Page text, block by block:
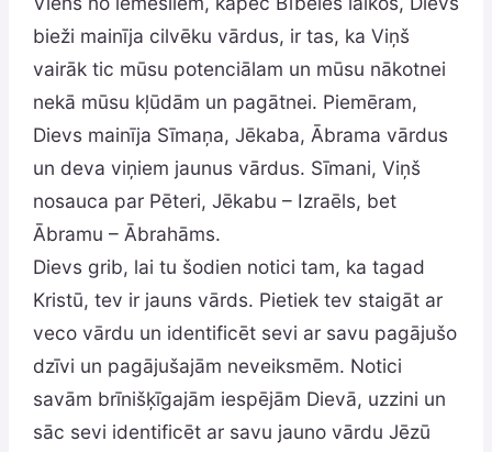
bieži mainīja cilvēku vārdus, ir tas, ka Viņš
vairāk tic mūsu potenciālam un mūsu nākotnei
nekā mūsu kļūdām un pagātnei. Piemēram,
Dievs mainīja Sīmaņa, Jēkaba, Ābrama vārdus
un deva viņiem jaunus vārdus. Sīmani, Viņš
nosauca par Pēteri, Jēkabu – Izraēls, bet
Ābramu – Ābrahāms.
Dievs grib, lai tu šodien notici tam, ka tagad
Kristū, tev ir jauns vārds. Pietiek tev staigāt ar
veco vārdu un identificēt sevi ar savu pagājušo
dzīvi un pagājušajām neveiksmēm. Notici
savām brīnišķīgajām iespējām Dievā, uzzini un
sāc sevi identificēt ar savu jauno vārdu Jēzū